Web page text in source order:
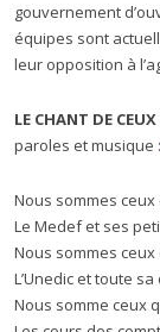
gouvernement
équipes sont
leur opposition à
LE CHANT DE
paroles et musique :
Nous sommes ceux
Le Medef et ses
Nous sommes ceux
L’Unedic et toute sa
Nous somme ceux